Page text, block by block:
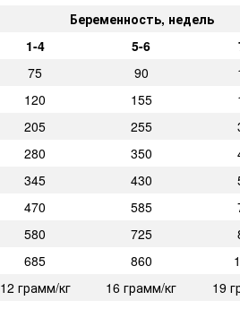
Беременность, недель
1-4
5-6
75 90
120 155
205 255
280 350
345 430
470 585
580 725
685 860
12 грамм/кг 16 грамм/кг 19